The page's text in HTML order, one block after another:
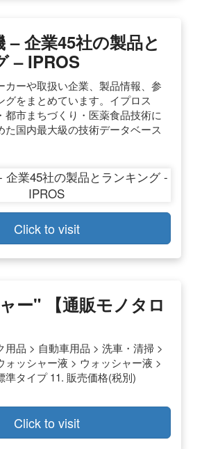
– 企業45社の製品と
– IPROS
カーや取扱い企業、製品情報、参
グをまとめています。イプロス
都市まちづくり・医薬食品技術に
た国内最大級の技術データベース
Click to visit
ー" 【通販モノタロ
用品 > 自動車用品 > 洗車・清掃 >
ォッシャー液 > ウォッシャー液 >
準タイプ 11. 販売価格(税別)
Click to visit